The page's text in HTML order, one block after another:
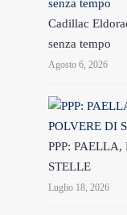
Cadillac
senza tempo
Agosto 6, 2026
PPP:
STELLE
Luglio 18, 2026